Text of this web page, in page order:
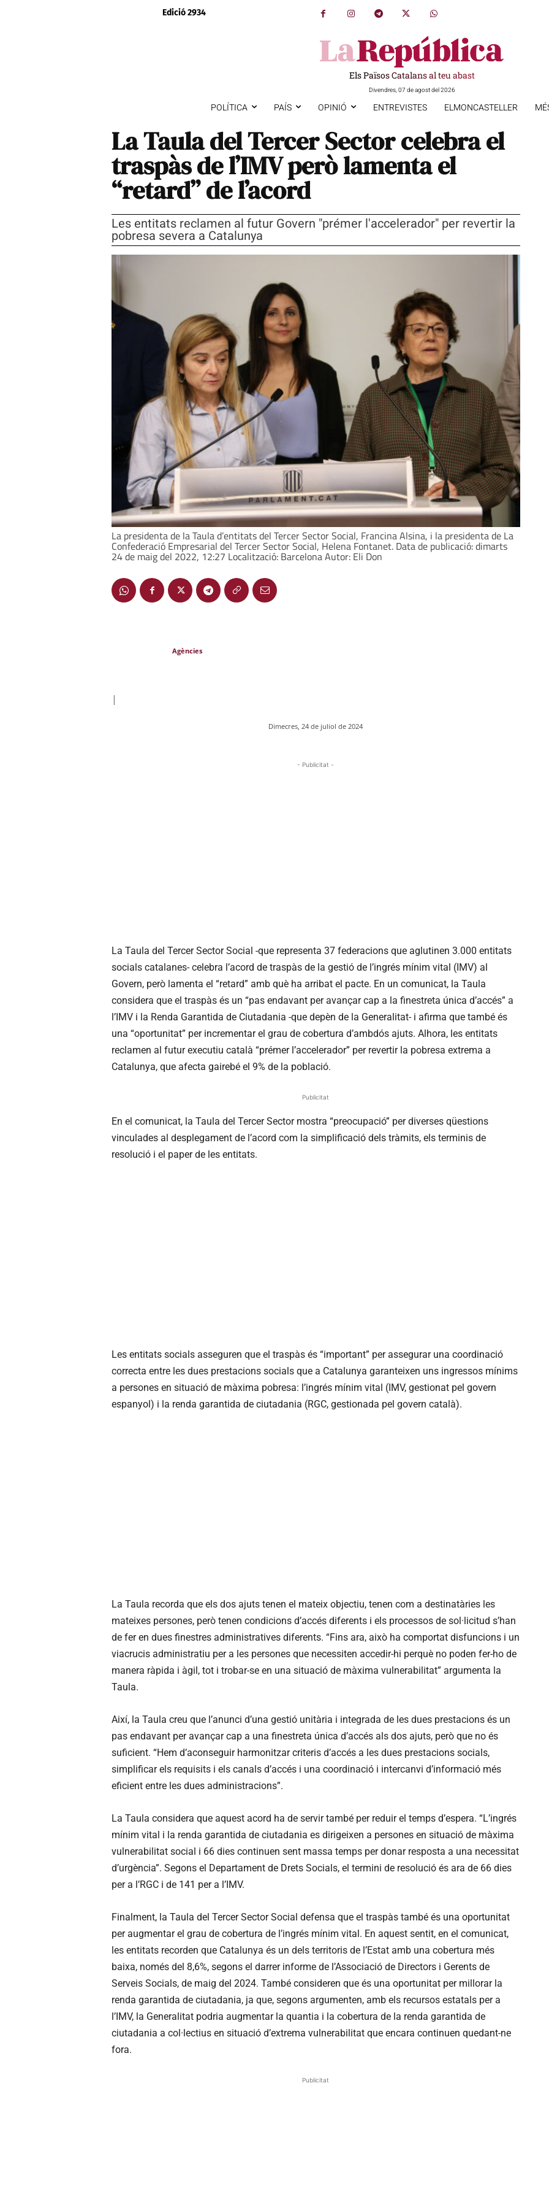
Edició 2934
Els Països Catalans al teu abast
Divendres, 07 de agost del 2026
POLÍTICA PAÍS OPINIÓ ENTREVISTES ELMONCASTELLER
La Taula del Tercer Sector celebra el
traspàs de l’IMV però lamenta el
“retard” de l’acord
Les entitats reclamen al futur Govern "prémer l'accelerador" per revertir la
pobresa severa a Catalunya
La presidenta de la Taula d’entitats del Tercer Sector Social, Francina Alsina, i la presidenta de La
Confederació Empresarial del Tercer Sector Social, Helena Fontanet. Data de publicació: dimarts
24 de maig del 2022, 12:27 Localització: Barcelona Autor: Eli Don
Agències
|
Dimecres, 24 de juliol de 2024
- Publicitat -
La Taula del Tercer Sector Social -que representa 37 federacions que aglutinen 3.000 entitats
socials catalanes- celebra l’acord de traspàs de la gestió de l’ingrés mínim vital (IMV) al
Govern, però lamenta el “retard” amb què ha arribat el pacte. En un comunicat, la Taula
considera que el traspàs és un “pas endavant per avançar cap a la finestreta única d’accés” a
l’IMV i la Renda Garantida de Ciutadania -que depèn de la Generalitat- i afirma que també és
una “oportunitat” per incrementar el grau de cobertura d’ambdós ajuts. Alhora, les entitats
reclamen al futur executiu català “prémer l’accelerador” per revertir la pobresa extrema a
Catalunya, que afecta gairebé el 9% de la població.
Publicitat
En el comunicat, la Taula del Tercer Sector mostra “preocupació” per diverses qüestions
vinculades al desplegament de l’acord com la simplificació dels tràmits, els terminis de
resolució i el paper de les entitats.
Les entitats socials asseguren que el traspàs és “important” per assegurar una coordinació
correcta entre les dues prestacions socials que a Catalunya garanteixen uns ingressos mínims
a persones en situació de màxima pobresa: l’ingrés mínim vital (IMV, gestionat pel govern
espanyol) i la renda garantida de ciutadania (RGC, gestionada pel govern català).
La Taula recorda que els dos ajuts tenen el mateix objectiu, tenen com a destinatàries les
mateixes persones, però tenen condicions d’accés diferents i els processos de sol·licitud s’han
de fer en dues finestres administratives diferents. “Fins ara, això ha comportat disfuncions i un
viacrucis administratiu per a les persones que necessiten accedir-hi perquè no poden fer-ho de
manera ràpida i àgil, tot i trobar-se en una situació de màxima vulnerabilitat” argumenta la
Taula.
Així, la Taula creu que l’anunci d’una gestió unitària i integrada de les dues prestacions és un
pas endavant per avançar cap a una finestreta única d’accés als dos ajuts, però que no és
suficient. “Hem d’aconseguir harmonitzar criteris d’accés a les dues prestacions socials,
simplificar els requisits i els canals d’accés i una coordinació i intercanvi d’informació més
eficient entre les dues administracions”.
La Taula considera que aquest acord ha de servir també per reduir el temps d’espera. “L’ingrés
mínim vital i la renda garantida de ciutadania es dirigeixen a persones en situació de màxima
vulnerabilitat social i 66 dies continuen sent massa temps per donar resposta a una necessitat
d’urgència”. Segons el Departament de Drets Socials, el termini de resolució és ara de 66 dies
per a l’RGC i de 141 per a l’IMV.
Finalment, la Taula del Tercer Sector Social defensa que el traspàs també és una oportunitat
per augmentar el grau de cobertura de l’ingrés mínim vital. En aquest sentit, en el comunicat,
les entitats recorden que Catalunya és un dels territoris de l’Estat amb una cobertura més
baixa, només del 8,6%, segons el darrer informe de l’Associació de Directors i Gerents de
Serveis Socials, de maig del 2024. També consideren que és una oportunitat per millorar la
renda garantida de ciutadania, ja que, segons argumenten, amb els recursos estatals per a
l’IMV, la Generalitat podria augmentar la quantia i la cobertura de la renda garantida de
ciutadania a col·lectius en situació d’extrema vulnerabilitat que encara continuen quedant-ne
fora.
Publicitat